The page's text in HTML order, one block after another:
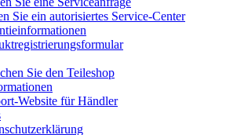
Sie ein autorisiertes Service-Center
Sie den Teileshop
Website für Händler